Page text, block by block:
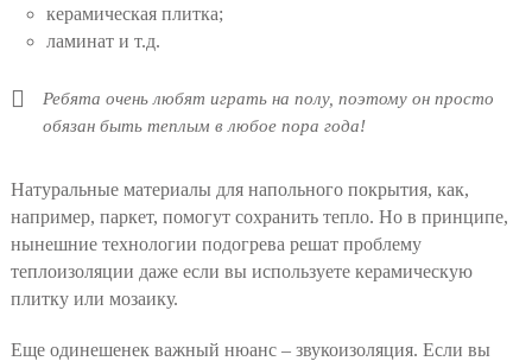
керамическая плитка;
ламинат и т.д.
Ребята очень любят играть на полу, поэтому он просто
обязан быть теплым в любое пора года!
Натуральные материалы для напольного покрытия, как,
например, паркет, помогут сохранить тепло. Но в принципе,
нынешние технологии подогрева решат проблему
теплоизоляции даже если вы используете керамическую
плитку или мозаику.
Еще одинешенек важный нюанс – звукоизоляция. Если вы